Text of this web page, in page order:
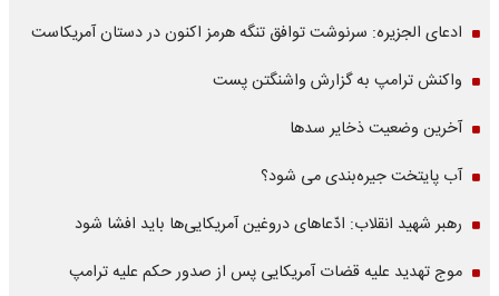
ادعای الجزیره: سرنوشت توافق تنگه هرمز اکنون در دستان آمریکاست
واکنش ترامپ به گزارش واشنگتن پست
آخرین وضعیت ذخایر سدها
آب پایتخت جیره‌بندی می شود؟
رهبر شهید انقلاب: ادّعاهای دروغین آمریکایی‌ها باید افشا شود
موج تهدید علیه قضات آمریکایی پس از صدور حکم علیه ترامپ